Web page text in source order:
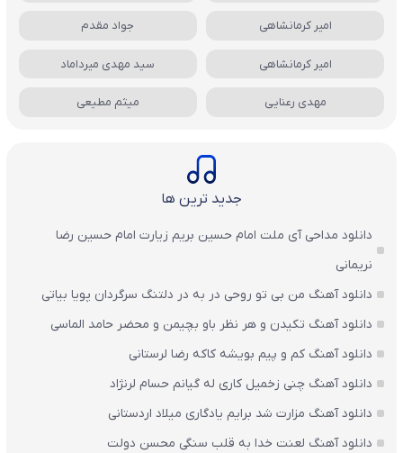
امیر کرمانشاهی جواد مقدم
امیر کرمانشاهی سید مهدی میرداماد
مهدی رعنایی میثم مطیعی
جدید ترین ها
دانلود مداحی آی ملت امام حسین بریم زیارت امام حسین رضا
نریمانی
دانلود آهنگ من بی تو روحی در به در دلتنگ سرگردان پویا بیاتی
دانلود آهنگ تکیدن و هر نظر باو بچیمن و محضر حامد الماسی
دانلود آهنگ کم و پیم بویشه کاکه رضا لرستانی
دانلود آهنگ چنی زخمیل کاری له گیانم حسام لرنژاد
دانلود آهنگ مزارت شد برایم یادگاری میلاد اردستانی
دانلود آهنگ لعنت خدا به قلب سنگی محسن دولت